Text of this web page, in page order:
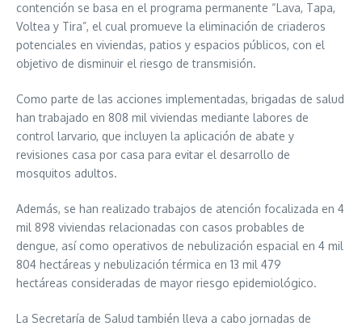
contención se basa en el programa permanente “Lava, Tapa,
Voltea y Tira”, el cual promueve la eliminación de criaderos
potenciales en viviendas, patios y espacios públicos, con el
objetivo de disminuir el riesgo de transmisión.
Como parte de las acciones implementadas, brigadas de salud
han trabajado en 808 mil viviendas mediante labores de
control larvario, que incluyen la aplicación de abate y
revisiones casa por casa para evitar el desarrollo de
mosquitos adultos.
Además, se han realizado trabajos de atención focalizada en 4
mil 898 viviendas relacionadas con casos probables de
dengue, así como operativos de nebulización espacial en 4 mil
804 hectáreas y nebulización térmica en 13 mil 479
hectáreas consideradas de mayor riesgo epidemiológico.
La Secretaría de Salud también lleva a cabo jornadas de